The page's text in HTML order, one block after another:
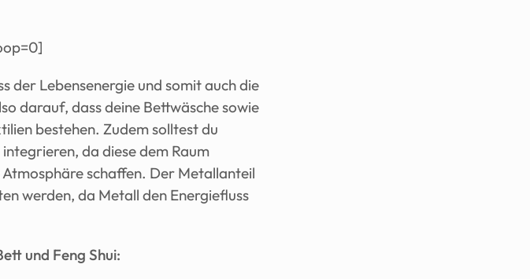
der Lebensenergie und somit auch die
darauf, dass deine Bettwäsche sowie
da diese dem Raum
schaffen. Der Metallanteil
werden, da Metall den Energiefluss
und Feng Shui: